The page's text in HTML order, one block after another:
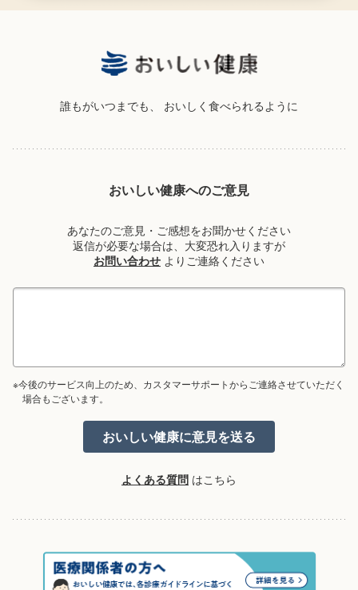
誰もがいつまでも、 おいしく食べられるように
おいしい健康へのご意見
あなたのご意見・ご感想をお聞かせください
返信が必要な場合は、大変恐れ入りますが
お問い合わせ よりご連絡ください
※今後のサービス向上のため、カスタマーサポートからご連絡させていただく
場合もございます。
よくある質問 はこちら